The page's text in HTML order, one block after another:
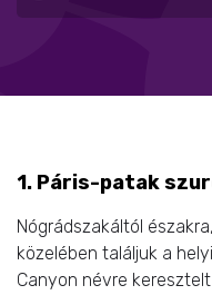
1. Páris-patak
Nógrádszakáltól
közelében találjuk a
Canyon névre